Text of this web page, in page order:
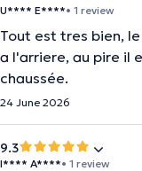
U**** E****• 1 review
Tout est tres bien,
a l'arriere, au pire il
chaussée.
24 June 2026
9.3
I**** A****• 1 review